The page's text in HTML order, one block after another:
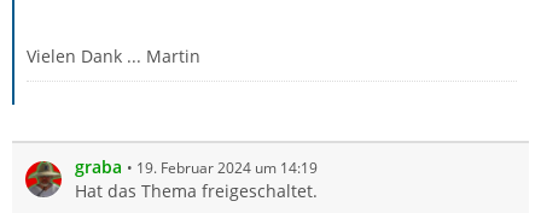
Vielen Dank ... Martin
graba 19. Februar 2024 um 14:19
Hat das Thema freigeschaltet.